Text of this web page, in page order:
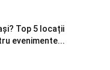
Top 5 locații
evenimente...